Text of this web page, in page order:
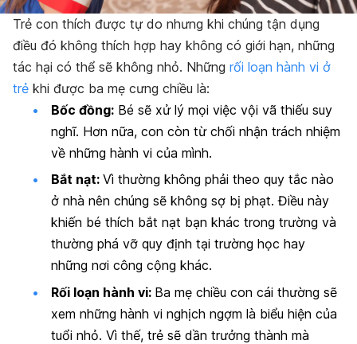
Trẻ con thích được tự do nhưng khi chúng tận dụng
điều đó không thích hợp hay không có giới hạn, những
tác hại có thể sẽ không nhỏ. Những rối loạn hành vi ở
trẻ khi được ba mẹ cưng chiều là:
Bốc đồng: Bé sẽ xử lý mọi việc vội vã thiếu suy
nghĩ. Hơn nữa, con còn từ chối nhận trách nhiệm
về những hành vi của mình.
Bắt nạt: Vì thường không phải theo quy tắc nào
ở nhà nên chúng sẽ không sợ bị phạt. Điều này
khiến bé thích bắt nạt bạn khác trong trường và
thường phá vỡ quy định tại trường học hay
những nơi công cộng khác.
Rối loạn hành vi: Ba mẹ chiều con cái thường sẽ
xem những hành vi nghịch ngợm là biểu hiện của
tuổi nhỏ. Vì thế, trẻ sẽ dần trưởng thành mà